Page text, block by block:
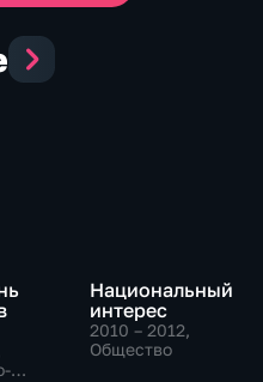
Национальный
интерес
2010 – 2012,
Общество